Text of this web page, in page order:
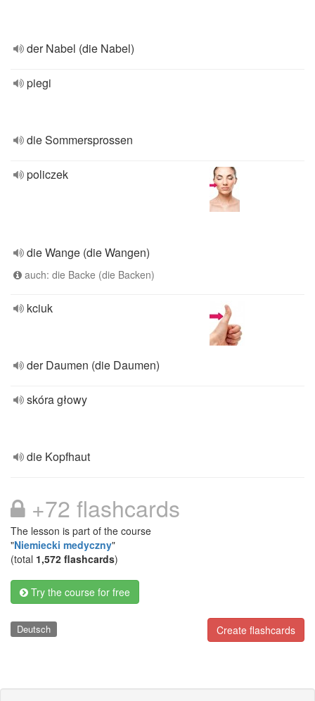
der Nabel (die Nabel)
piegi
die Sommersprossen
policzek
die Wange (die Wangen)
auch: die Backe (die Backen)
kciuk
der Daumen (die Daumen)
skóra głowy
die Kopfhaut
+72 flashcards
The lesson is part of the course
"Niemiecki medyczny"
(total 1,572 flashcards)
Try the course for free
Create flashcards
Deutsch